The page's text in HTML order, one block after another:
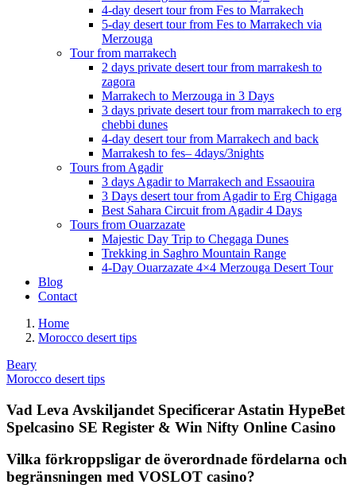
4-day desert tour from Fes to Marrakech
5-day desert tour from Fes to Marrakech via
Merzouga
Tour from marrakech
2 days private desert tour from marrakesh to
zagora
Marrakech to Merzouga in 3 Days
3 days private desert tour from marrakech to erg
chebbi dunes
4-day desert tour from Marrakech and back
Marrakesh to fes– 4days/3nights
Tours from Agadir
3 days Agadir to Marrakech and Essaouira
3 Days desert tour from Agadir to Erg Chigaga
Best Sahara Circuit from Agadir 4 Days
Tours from Ouarzazate
Majestic Day Trip to Chegaga Dunes
Trekking in Saghro Mountain Range
4-Day Ouarzazate 4×4 Merzouga Desert Tour
Blog
Contact
Home
Morocco desert tips
Beary
Morocco desert tips
Vad Leva Avskiljandet Specificerar Astatin HypeBet
Spelcasino SE Register & Win Nifty Online Casino
Vilka förkroppsligar de överordnade fördelarna och
begränsningen med VOSLOT casino?